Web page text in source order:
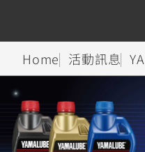
Super
Sport
Hyper
Naked
Premium Sport
CUXiE
追蹤愛車
Home 活動訊息